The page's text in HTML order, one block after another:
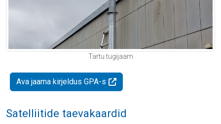
Tartu tugijaam
Ava jaama kirjeldus GPA-s
Satelliitide taevakaardid